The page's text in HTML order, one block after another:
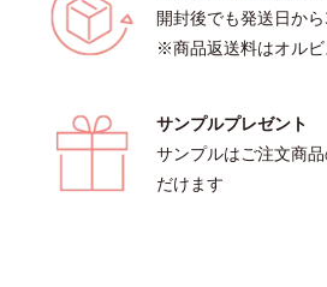
開封後でも発送日か
※商品返送料はオル
サンプルプレゼント
サンプルはご注文商
だけます